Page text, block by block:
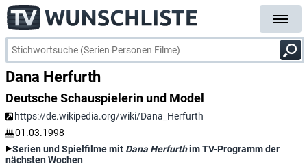
Dana Herfurth
Deutsche Schauspielerin und Model
https://de.wikipedia.org/wiki/Dana_Herfurth
01.03.1998
Serien und Spielfilme mit Dana Herfurthim TV-Programm der
nächsten Wochen